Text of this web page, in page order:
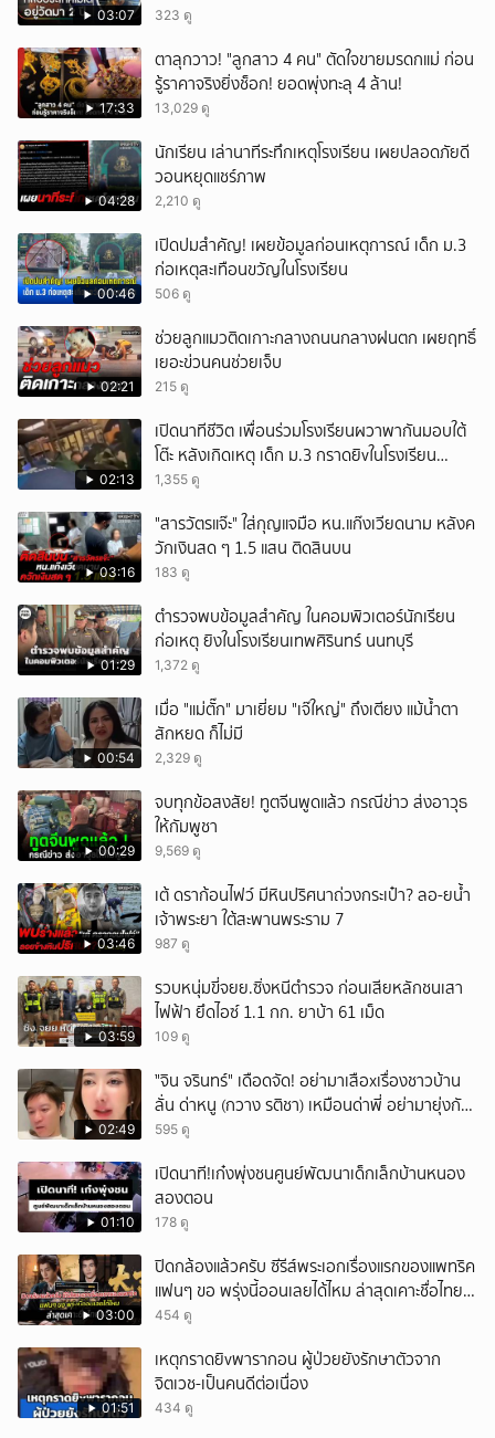
03:07 323 ดู
17:33
ตาลุกวาว! "ลูกสาว 4 คน" ตัดใจขายมรดกแม่ ก่อน
รู้ราคาจริงยิ่งช็อก! ยอดพุ่งทะลุ 4 ล้าน!
13,029 ดู
04:28
นักเรียน เล่านาทีระทึกเหตุโรงเรียน เผยปลอดภัยดี
วอนหยุดแชร์ภาพ
2,210 ดู
00:46
เปิดปมสำคัญ! เผยข้อมูลก่อนเหตุการณ์ เด็ก ม.3
ก่อเหตุสะเทือนขวัญในโรงเรียน
506 ดู
02:21
ช่วยลูกแมวติดเกาะกลางถนนกลางฝนตก เผยฤทธิ์
เยอะข่วนคนช่วยเจ็บ
215 ดู
02:13
เปิดนาทีชีวิต เพื่อนร่วมโรงเรียนผวาพากันมอบใต้
โต๊ะ หลังเกิดเหตุ เด็ก ม.3 กราดยิvในโรงเรียน
เทพศิรินทร์นนท์ แบบไม่เลือกหน้า เสียงปืนดังสนั่น
1,355 ดู
03:16
"สารวัตรแจ๊ะ" ใส่กุญแจมือ หน.แก๊งเวียดนาม หลังค
วักเงินสด ๆ 1.5 แสน ติดสินบน
183 ดู
01:29
ตำรวจพบข้อมูลสำคัญ ในคอมพิวเตอร์นักเรียน
ก่อเหตุ ยิงในโรงเรียนเทพศิรินทร์ นนทบุรี
1,372 ดู
00:54
เมื่อ "แม่ตั๊ก" มาเยี่ยม "เจ๊ใหญ่" ถึงเตียง แม้น้ำตา
สักหยด ก็ไม่มี
2,329 ดู
00:29
จบทุกข้อสงสัย! ทูตจีนพูดแล้ว กรณีข่าว ส่งอาวุธ
ให้กัมพูชา
9,569 ดู
03:46
เต้ ดราก้อนไฟว์ มีหินปริศนาถ่วงกระเป๋า? ลอ-ยน้ำ
เจ้าพระยา ใต้สะพานพระราม 7
987 ดู
03:59
รวบหนุ่มขี่จยย.ซิ่งหนีตำรวจ ก่อนเสียหลักชนเสา
ไฟฟ้า ยึดไอซ์ 1.1 กก. ยาบ้า 61 เม็ด
109 ดู
02:49
ั่"จิน จรินทร์" เดือดจัด! อย่ามาเสือxเรื่องชาวบ้าน
ลั่น ด่าหนู (กวาง รติชา) เหมือนด่าพี่ อย่ามายุ่งกับ
คนของผม จบ!!!
595 ดู
01:10
เปิดนาที!เก๋งพุ่งชนศูนย์พัฒนาเด็กเล็กบ้านหนอง
สองตอน
178 ดู
03:00
ปิดกล้องแล้วครับ ซีรีส์พระเอกเรื่องแรกของแพทริค
แฟนๆ ขอ พรุ่งนี้ออนเลยได้ไหม ล่าสุดเคาะชื่อไทย
แล้ว
454 ดู
01:51
เหตุกราดยิvพารากอน ผู้ป่วยยังรักษาตัวจาก
จิตเวช-เป็นคนดีต่อเนื่อง
434 ดู